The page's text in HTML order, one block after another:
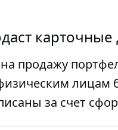
продажу
лицам
за счет